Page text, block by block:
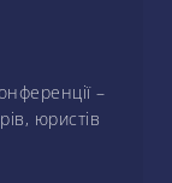
–
юристів